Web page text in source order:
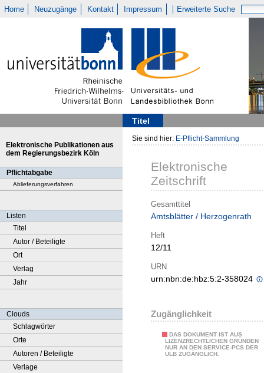
Home Neuzugänge Kontakt Impressum Erweiterte Suche
Titel
Elektronische Publikationen aus
dem Regierungsbezirk Köln
Pflichtabgabe
Ablieferungsverfahren
Listen
Titel
Autor / Beteiligte
Ort
Verlag
Jahr
Clouds
Schlagwörter
Orte
Autoren / Beteiligte
Verlage
Sie sind hier: E-Pflicht-Sammlung
Elektronische
Zeitschrift
Gesamttitel
Amtsblätter / Herzogenrath
Heft
12/11
URN
urn:nbn:de:hbz:5:2-358024
Zugänglichkeit
DAS DOKUMENT IST AUS
LIZENZRECHTLICHEN GRÜNDEN
NUR AN DEN SERVICE-PCS DER
ULB ZUGÄNGLICH.